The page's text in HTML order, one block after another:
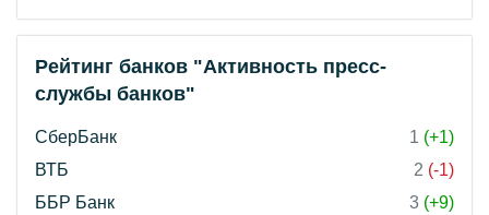
Рейтинг банков "Активность пресс-
службы банков"
СберБанк 1 (+1)
ВТБ
2 (-1)
ББР Банк
3 (+9)